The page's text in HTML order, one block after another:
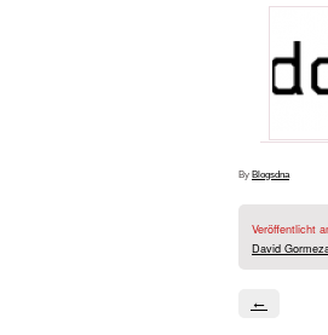
By Blogsdna
Veröffentlicht
David
←